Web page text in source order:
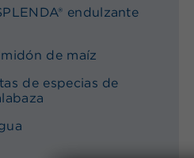
endulzante
de maíz
de especias de